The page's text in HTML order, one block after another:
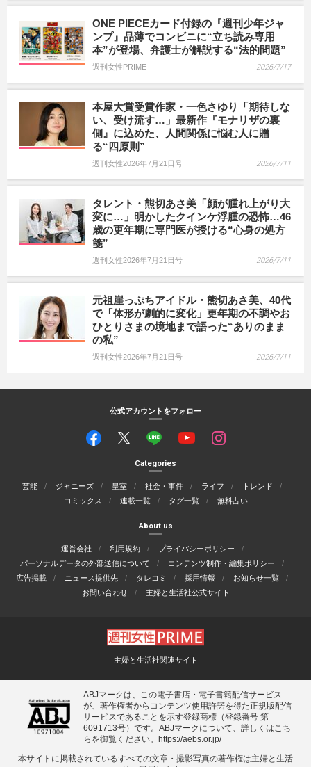
ONE PIECEカード付録の『週刊少年ジャ
ンプ』品薄でコンビニに“立ち読み専用
本”が登場、弁護士が解説する“法的問題”
週刊女性PRIME 2026/7/17
本屋大賞受賞作家・一色さゆり「期待しな
い、受け流す…」最新作『モナリザの裏
側』に込めた、人間関係に悩む人に贈
る“四原則”
週刊女性2026年7月21日号 2026/7/11
タレント・熊切あさ美「顔が腫れ上がり大
変に…」明かしたクインケ浮腫の恐怖…46
歳の更年期に専門医が授ける“心身の処方
箋”
週刊女性2026年7月21日号 2026/7/11
元祖崖っぷちアイドル・熊切あさ美、40代
で「体形が劇的に変化」更年期の不調やお
ひとりさまの境地まで語った“ありのまま
の私”
週刊女性2026年7月21日号 2026/7/11
公式アカウントをフォロー
Categories
芸能 ジャニーズ 皇室 社会・事件 ライフ
トレンド
コミックス
連載一覧 タグ一覧 無料占い
About us
運営会社 利用規約
プライバシーポリシー
パーソナルデータの外部送信について
コンテンツ制作・編集ポリシー
広告掲載
ニュース提供先 タレコミ 採用情報
お知らせ一覧
お問い合わせ
主婦と生活社公式サイト
主婦と生活社関連サイト
ABJマークは、この電子書店・電子書籍配信サービス
が、著作権者からコンテンツ使用許諾を得た正規版配信
サービスであることを示す登録商標（登録番号 第
6091713号）です。ABJマークについて、詳しくはこち
らを御覧ください。 https://aebs.or.jp/
本サイトに掲載されているすべての⽂章・撮影写真の著作権は主婦と⽣活